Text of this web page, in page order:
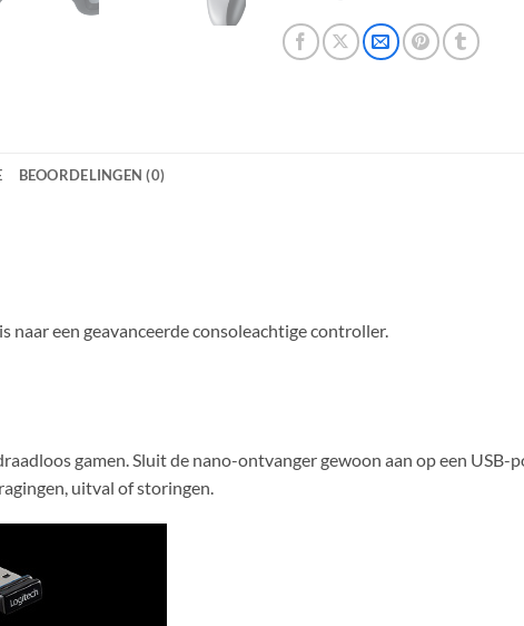
BEOORDELINGEN (0)
naar een geavanceerde consoleachtige controller.
gamen. Sluit de nano-ontvanger gewoon aan op een USB-
uitval of storingen.